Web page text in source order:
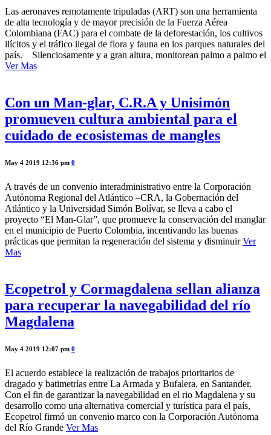
Las aeronaves remotamente tripuladas (ART) son una herramienta
de alta tecnología y de mayor precisión de la Fuerza Aérea
Colombiana (FAC) para el combate de la deforestación, los cultivos
ilícitos y el tráfico ilegal de flora y fauna en los parques naturales del
país. Silenciosamente y a gran altura, monitorean palmo a palmo el
Ver Mas
Con un Man-glar, C.R.A y Unisimón
promueven cultura ambiental para el
cuidado de ecosistemas de mangles
May 4 2019 12:36 pm 0
A través de un convenio interadministrativo entre la Corporación
Autónoma Regional del Atlántico –CRA, la Gobernación del
Atlántico y la Universidad Simón Bolívar, se lleva a cabo el
proyecto “El Man-Glar”, que promueve la conservación del manglar
en el municipio de Puerto Colombia, incentivando las buenas
prácticas que permitan la regeneración del sistema y disminuirVer
Mas
Ecopetrol y Cormagdalena sellan alianza
para recuperar la navegabilidad del río
Magdalena
May 4 2019 12:07 pm 0
El acuerdo establece la realización de trabajos prioritarios de
dragado y batimetrías entre La Armada y Bufalera, en Santander.
Con el fin de garantizar la navegabilidad en el rio Magdalena y su
desarrollo como una alternativa comercial y turística para el país,
Ecopetrol firmó un convenio marco con la Corporación Autónoma
del Río Grande Ver Mas